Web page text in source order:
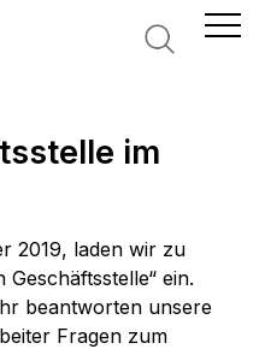
im
2019, laden wir zu
ein.
beantworten unsere
Fragen zum